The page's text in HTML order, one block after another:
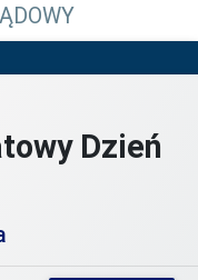
Dzień